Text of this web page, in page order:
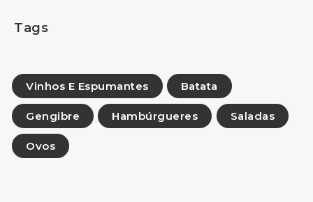
Tags
Vinhos E Espumantes Batata
Gengibre Hambúrgueres Saladas
Ovos